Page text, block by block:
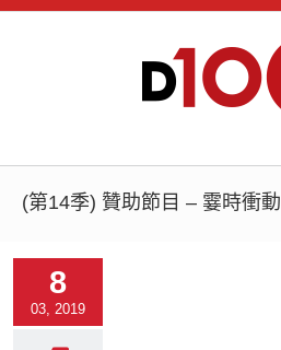
(第14季) 贊助節目 – 霎時衝動
8
03, 2019